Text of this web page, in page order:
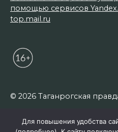
помощью сервисов
top.mail.ru
© 2026 Таганрогская
Для повышения удобства